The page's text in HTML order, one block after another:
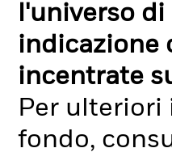
l'universo
indicazione
incentrate
Per
fondo,